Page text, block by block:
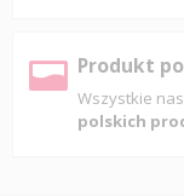
Produkt
Wszystkie
polskich